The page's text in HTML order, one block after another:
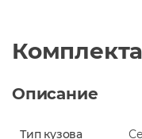
Описание
Тип кузова